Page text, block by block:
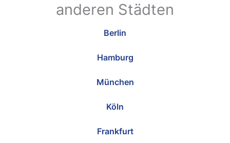
anderen Städten
Berlin
Hamburg
München
Köln
Frankfurt